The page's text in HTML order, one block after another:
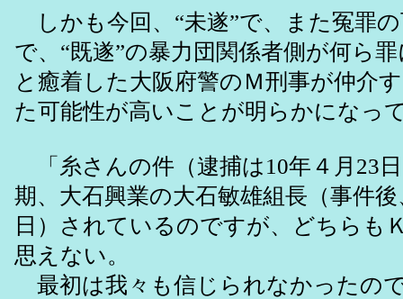
しかも今回、“未遂”で、また冤罪
で、“既遂”の暴力団関係者側が何ら
と癒着した大阪府警のＭ刑事が仲介
た可能性が高いことが明らかになっ
「糸さんの件（逮捕は10年４月23
期、大石興業の大石敏雄組長（事件
日）されているのですが、どちらも
思えない。
最初は我々も信じられなかったの